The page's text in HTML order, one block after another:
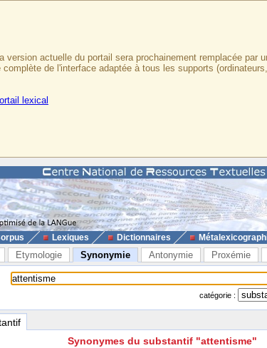
actuelle du portail sera prochainement remplacée par
complète de l'interface adaptée à tous les supports
lexical
Lexiques Dictionnaires
Etymologie Synonymie Antonymie Proxémie
catégorie :
Synonymes du substantif "attentisme"